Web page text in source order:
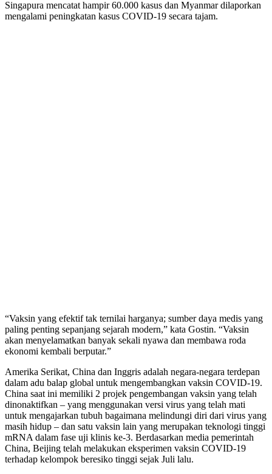
Singapura mencatat hampir 60.000 kasus dan Myanmar dilaporkan
mengalami peningkatan kasus COVID-19 secara tajam.
“Vaksin yang efektif tak ternilai harganya; sumber daya medis yang
paling penting sepanjang sejarah modern,” kata Gostin. “Vaksin
akan menyelamatkan banyak sekali nyawa dan membawa roda
ekonomi kembali berputar.”
Amerika Serikat, China dan Inggris adalah negara-negara terdepan
dalam adu balap global untuk mengembangkan vaksin COVID-19.
China saat ini memiliki 2 projek pengembangan vaksin yang telah
dinonaktifkan – yang menggunakan versi virus yang telah mati
untuk mengajarkan tubuh bagaimana melindungi diri dari virus yang
masih hidup – dan satu vaksin lain yang merupakan teknologi tinggi
mRNA dalam fase uji klinis ke-3. Berdasarkan media pemerintah
China, Beijing telah melakukan eksperimen vaksin COVID-19
terhadap kelompok beresiko tinggi sejak Juli lalu.